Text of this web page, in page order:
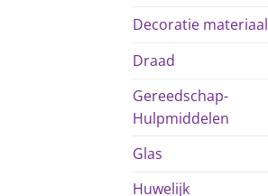
Decoratie materiaal
Draad
Gereedschap-
Hulpmiddelen
Glas
Huwelijk